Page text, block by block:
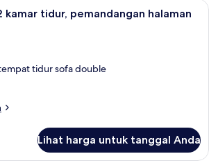
Cottage Comfort, 2 kamar tidur,
tidur, pemandangan halaman
tidur sofa double
Lihat harga untuk tanggal Anda